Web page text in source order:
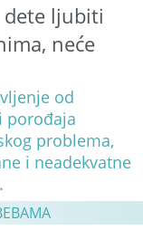
dete ljubiti
neće
od
porođaja
problema,
i neadekvatne